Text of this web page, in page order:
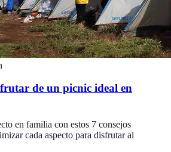
de un picnic ideal en
en familia con estos 7 consejos
cada aspecto para disfrutar al